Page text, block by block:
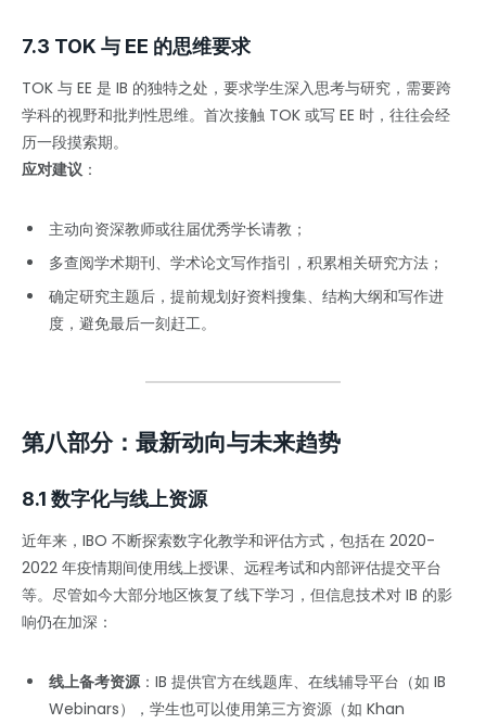
7.3 TOK 与 EE 的思维要求
TOK 与 EE 是 IB 的独特之处，要求学生深入思考与研究，需要跨
学科的视野和批判性思维。首次接触 TOK 或写 EE 时，往往会经
历一段摸索期。
应对建议：
主动向资深教师或往届优秀学长请教；
多查阅学术期刊、学术论文写作指引，积累相关研究方法；
确定研究主题后，提前规划好资料搜集、结构大纲和写作进
度，避免最后一刻赶工。
第八部分：最新动向与未来趋势
8.1 数字化与线上资源
近年来，IBO 不断探索数字化教学和评估方式，包括在 2020-
2022 年疫情期间使用线上授课、远程考试和内部评估提交平台
等。尽管如今大部分地区恢复了线下学习，但信息技术对 IB 的影
响仍在加深：
线上备考资源：IB 提供官方在线题库、在线辅导平台（如 IB
Webinars），学生也可以使用第三方资源（如 Khan